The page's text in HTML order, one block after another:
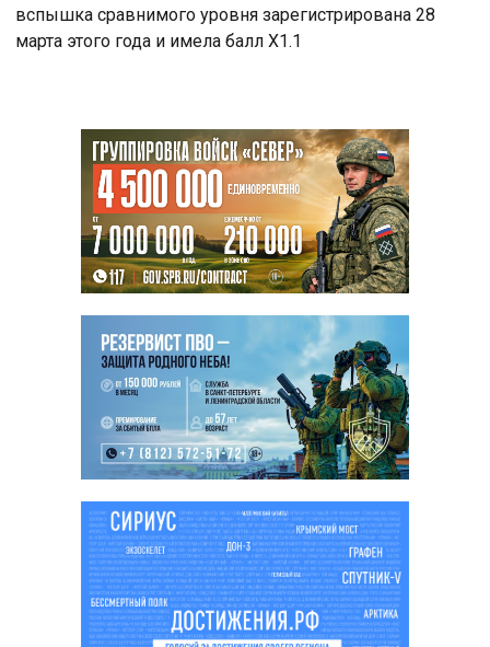
вспышка сравнимого уровня зарегистрирована 28
марта этого года и имела балл X1.1